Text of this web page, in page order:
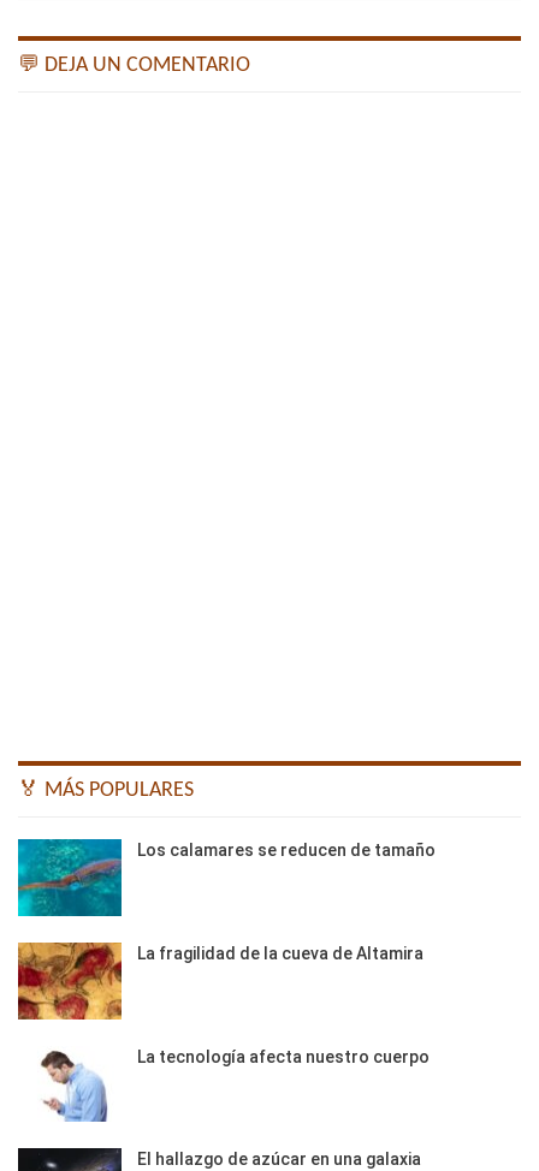
💬 DEJA UN COMENTARIO
🏅 MÁS POPULARES
Los calamares se reducen de tamaño
La fragilidad de la cueva de Altamira
La tecnología afecta nuestro cuerpo
El hallazgo de azúcar en una galaxia